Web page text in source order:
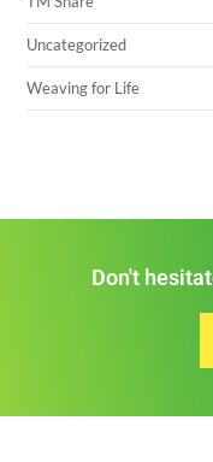
Uncategorized
Weaving for Life
Don't